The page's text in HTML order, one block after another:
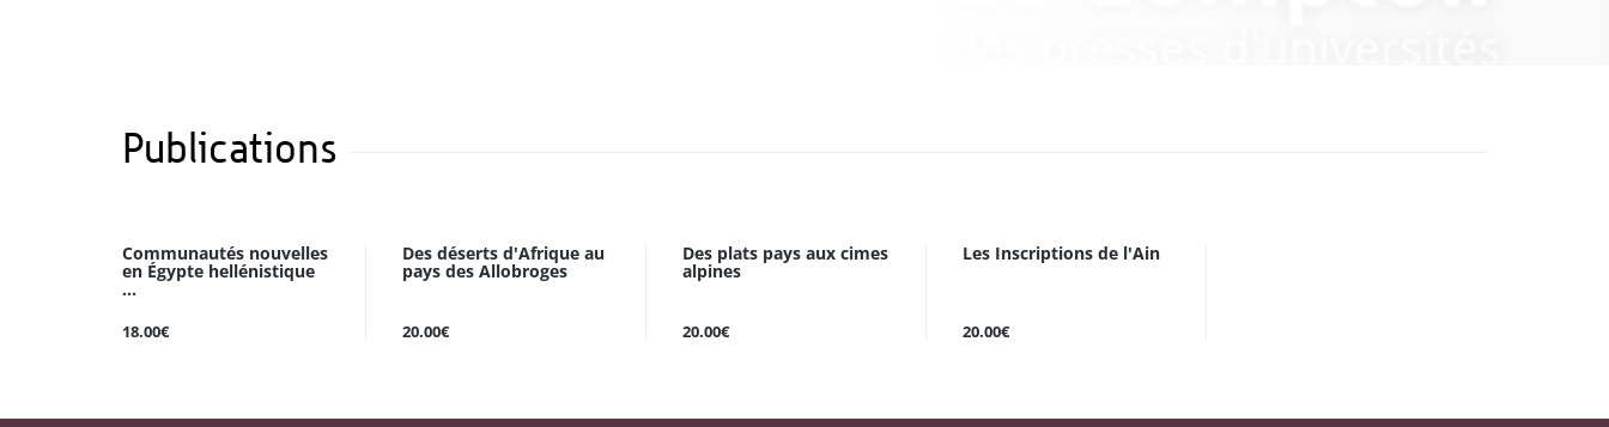
Publications
Communautés nouvelles
en Égypte hellénistique
...
18.00€
Des déserts d'Afrique au
pays des Allobroges
20.00€
Des plats pays aux cimes
alpines
20.00€
Les Inscriptions de l'Ain
20.00€